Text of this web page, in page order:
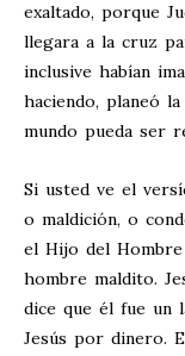
exaltado, porque
llegara a la cruz
inclusive habían
haciendo, planeó
mundo pueda ser
Si usted ve el
o maldición, o
el Hijo del Hombre
hombre maldito.
dice que él fue un
Jesús por dinero.